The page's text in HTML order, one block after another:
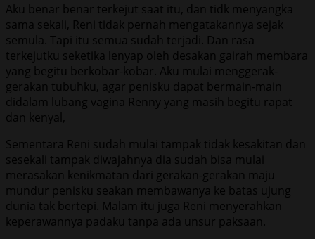
Aku benar benar terkejut saat itu, dan tidk menyangka
sama sekali, Reni tidak pernah mengatakannya sejak
semula. Tapi itu semua sudah terjadi. Dan rasa
terkejutku seketika lenyap oleh desakan gairah membara
yang begitu berkobar-kobar. Aku mulai menggerak-
gerakan tubuhku, agar penisku dapat bermain-main
didalam lubang vagina Renny yang masih begitu rapat
dan kenyal,
Sementara Reni sudah mulai tampak tidak kesakitan dan
sesekali tampak diwajahnya dia sudah bisa mulai
merasakan kenikmatan dari gerakan-gerakan maju
mundur penisku seakan membawanya ke batas ujung
dunia tak bertepi. Malam itu juga Reni menyerahkan
keperawannya padaku tanpa ada unsur paksaan.